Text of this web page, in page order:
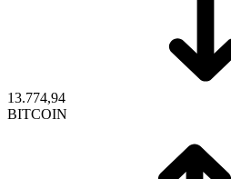
13.774,94
BITCOIN